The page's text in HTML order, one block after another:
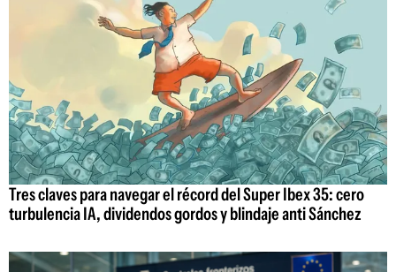
Tres claves para navegar el récord del Super Ibex 35: cero
turbulencia IA, dividendos gordos y blindaje anti Sánchez